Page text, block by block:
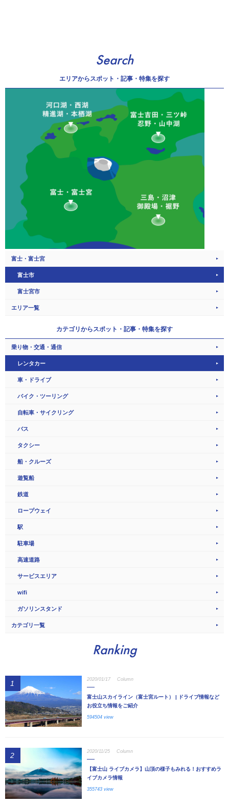
Search
エリアから スポット・記事・特集を探す
富士・富士宮
富士市
富士宮市
エリア一覧
カテゴリから スポット・記事・特集を探す
乗り物・交通・通信
レンタカー
車・ドライブ
バイク・ツーリング
自転車・サイクリング
バス
タクシー
船・クルーズ
遊覧船
鉄道
ロープウェイ
駅
駐車場
高速道路
サービスエリア
wifi
ガソリンスタンド
カテゴリ一覧
Ranking
1 2020/01/17 Column
富士山スカイライン（富士宮ルート） | ドライブ情報など
お役立ち情報をご紹介
594504 view
2 2020/11/25 Column
【富士山 ライブカメラ】山頂の様子もみれる！おすすめラ
イブカメラ情報
355743 view